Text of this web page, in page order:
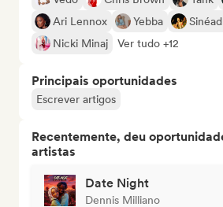
Ari Lennox
Yebba
Nicki Minaj
Ver tudo +12
Principais oportunidades
Escrever artigos
Recentemente, deu
artistas
Date Night
Dennis Milliano